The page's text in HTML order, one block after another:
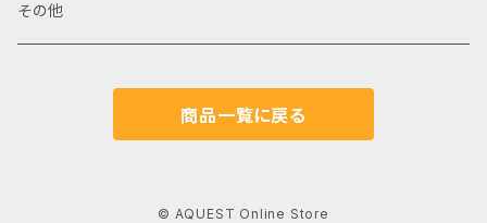
その他
商品一覧に戻る
© AQUEST Online Store